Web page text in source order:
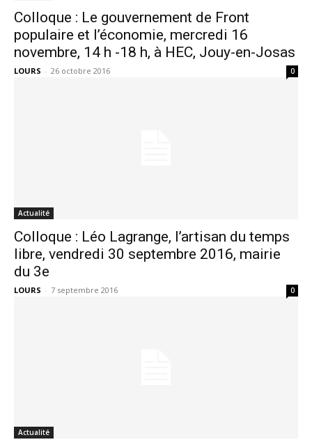
Colloque : Le gouvernement de Front
populaire et l’économie, mercredi 16
novembre, 14 h -18 h, à HEC, Jouy-en-Josas
LOURS - 26 octobre 2016 0
Actualité
Colloque : Léo Lagrange, l’artisan du temps
libre, vendredi 30 septembre 2016, mairie
du 3e
LOURS - 7 septembre 2016 0
Actualité